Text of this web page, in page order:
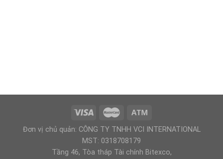
Đơn vị chủ quản: CÔNG TY TNHH VCI INTERNATIONAL
MST: 0318708179
Tầng 46, Tòa tháp Tài chính Bitexco,